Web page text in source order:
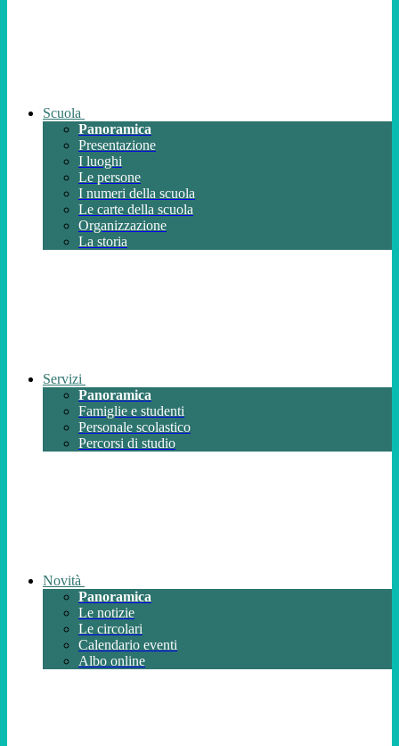
Scuola
Panoramica
Presentazione
I luoghi
Le persone
I numeri della scuola
Le carte della scuola
Organizzazione
La storia
Servizi
Panoramica
Famiglie e studenti
Personale scolastico
Percorsi di studio
Novità
Panoramica
Le notizie
Le circolari
Calendario eventi
Albo online